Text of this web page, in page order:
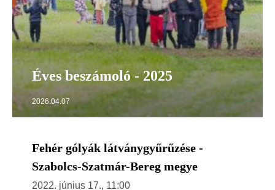
Éves beszámoló - 2025
2026.04.07
Fehér gólyák látványgyűrűzése -
Szabolcs-Szatmár-Bereg megye
2022. június 17., 11:00